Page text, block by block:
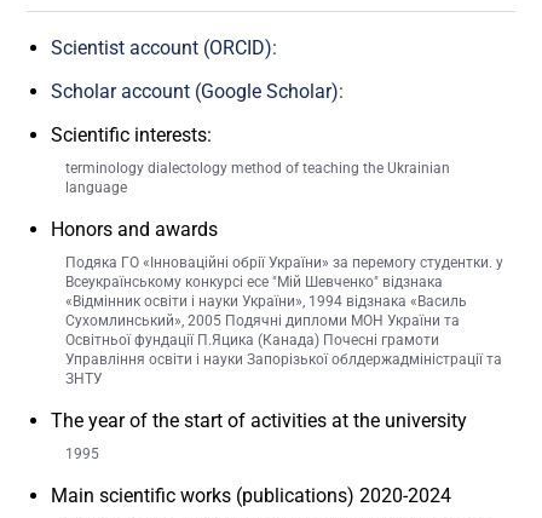
Scientist account (ORCID):
Scholar account (Google Scholar):
Scientific interests:
terminology dialectology method of teaching the Ukrainian
language
Honors and awards
Подяка ГО «Інноваційні обрії України» за перемогу студентки. у
Всеукраїнському конкурсі есе "Мій Шевченко" відзнака
«Відмінник освіти і науки України», 1994 відзнака «Василь
Сухомлинський», 2005 Подячні дипломи МОН України та
Освітньої фундації П.Яцика (Канада) Почесні грамоти
Управління освіти і науки Запорізької облдержадміністрації та
ЗНТУ
The year of the start of activities at the university
1995
Main scientific works (publications) 2020-2024